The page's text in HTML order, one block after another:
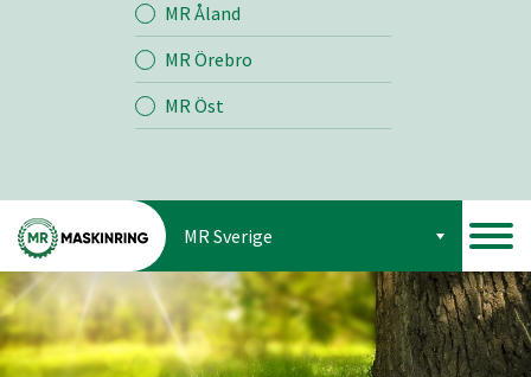
MR Åland
MR Örebro
MR Öst
MR Sverige